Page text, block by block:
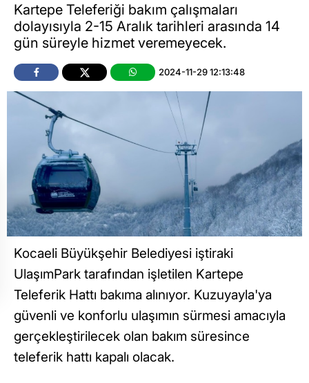
Kartepe Teleferiği bakım çalışmaları
dolayısıyla 2-15 Aralık tarihleri arasında 14
gün süreyle hizmet veremeyecek.
2024-11-29 12:13:48
Kocaeli Büyükşehir Belediyesi iştiraki
UlaşımPark tarafından işletilen Kartepe
Teleferik Hattı bakıma alınıyor. Kuzuyayla'ya
güvenli ve konforlu ulaşımın sürmesi amacıyla
gerçekleştirilecek olan bakım süresince
teleferik hattı kapalı olacak.